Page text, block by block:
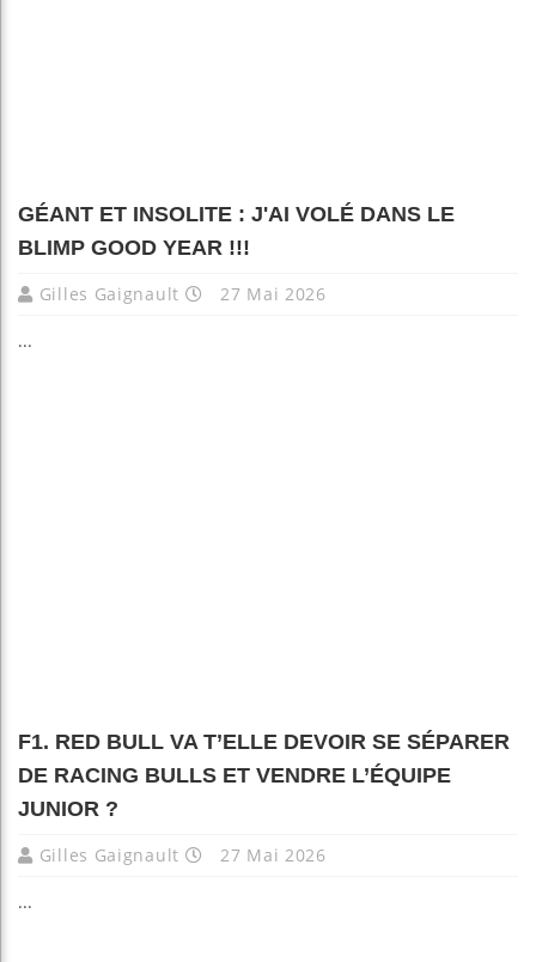
GÉANT ET INSOLITE : J'AI VOLÉ DANS LE
BLIMP GOOD YEAR !!!
Gilles Gaignault 27 Mai 2026
...
F1. RED BULL VA T’ELLE DEVOIR SE SÉPARER
DE RACING BULLS ET VENDRE L’ÉQUIPE
JUNIOR ?
Gilles Gaignault 27 Mai 2026
...